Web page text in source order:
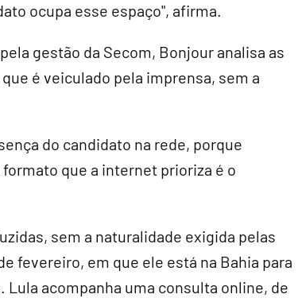
ocupa esse espaço", afirma.
gestão da Secom, Bonjour analisa as
é veiculado pela imprensa, sem a
do candidato na rede, porque
que a internet prioriza é o
sem a naturalidade exigida pelas
fevereiro, em que ele está na Bahia para
acompanha uma consulta online, de